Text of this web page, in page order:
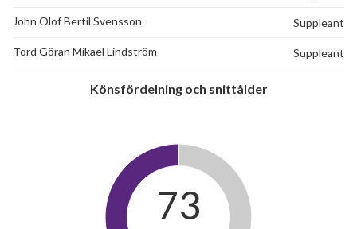
John Olof Bertil Svensson Suppleant
Tord Göran Mikael Lindström Suppleant
Könsfördelning och snittålder
73